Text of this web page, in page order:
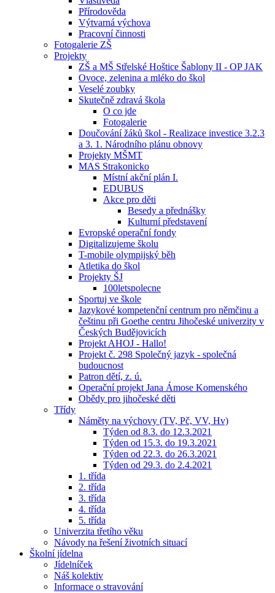
Přírodověda
Výtvarná výchova
Pracovní činnosti
Fotogalerie ZŠ
Projekty
ZŠ a MŠ Střelské Hoštice Šablony II - OP JAK
Ovoce, zelenina a mléko do škol
Veselé zoubky
Skutečně zdravá škola
O co jde
Fotogalerie
Doučování žáků škol - Realizace investice 3.2.3
a 3. 1. Národního plánu obnovy
Projekty MŠMT
MAS Strakonicko
Místní akční plán I.
EDUBUS
Akce pro děti
Besedy a přednášky
Kulturní představení
Evropské operační fondy
Digitalizujeme školu
T-mobile olympijský běh
Atletika do škol
Projekty ŠJ
100letspolecne
Sportuj ve škole
Jazykové kompetenční centrum pro němčinu a
češtinu při Goethe centru Jihočeské univerzity v
Českých Budějovicích
Projekt AHOJ - Hallo!
Projekt č. 298 Společný jazyk - společná
budoucnost
Patron dětí, z. ú.
Operační projekt Jana Ámose Komenského
Obědy pro jihočeské děti
Třídy
Náměty na výchovy (TV, Pč, VV, Hv)
Týden od 8.3. do 12.3.2021
Týden od 15.3. do 19.3.2021
Týden od 22.3. do 26.3.2021
Týden od 29.3. do 2.4.2021
1. třída
2. třída
3. třída
4. třída
5. třída
Univerzita třetího věku
Návody na řešení životních situací
Školní jídelna
Jídelníček
Náš kolektiv
Informace o stravování